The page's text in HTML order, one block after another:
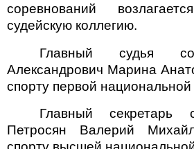
соревнований
судейскую коллегию.
Главный судья
Александрович Марина
спорту первой национальной
Главный секретарь
Петросян Валерий